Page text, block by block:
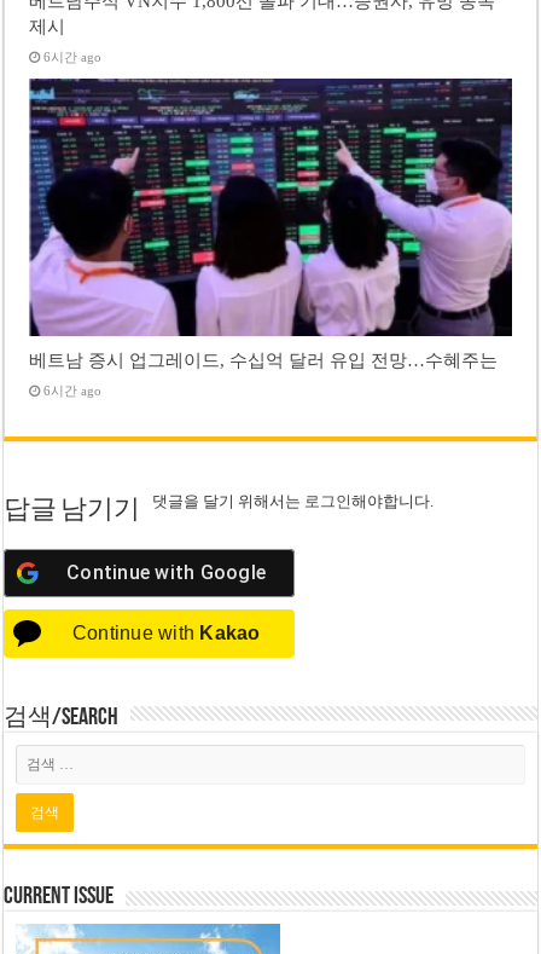
제시
6시간 ago
베트남 증시 업그레이드, 수십억 달러 유입 전망…수혜주는
6시간 ago
답글 남기기 댓글을 달기 위해서는 로그인해야합니다.
Continue with Google
Continue with Kakao
검색/Search
Current Issue